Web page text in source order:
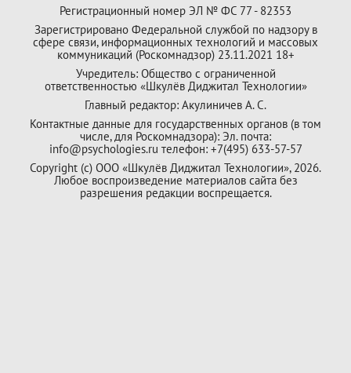
Регистрационный номер ЭЛ № ФС 77 - 82353
Зарегистрировано Федеральной службой по надзору в
сфере связи, информационных технологий и массовых
коммуникаций (Роскомнадзор) 23.11.2021 18+
Учредитель: Общество с ограниченной
ответственностью «Шкулёв Диджитал Технологии»
Главный редактор: Акулиничев А. С.
Контактные данные для государственных органов (в том
числе, для Роскомнадзора): Эл. почта:
info@psychologies.ru телефон: +7(495) 633-57-57
Copyright (с) ООО «Шкулёв Диджитал Технологии», 2026.
Любое воспроизведение материалов сайта без
разрешения редакции воспрещается.